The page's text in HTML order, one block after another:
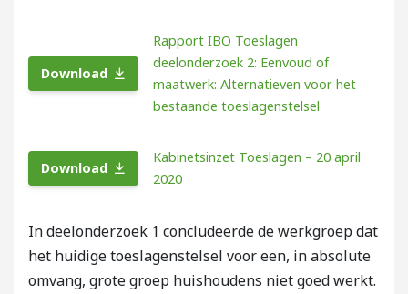
Rapport IBO Toeslagen
deelonderzoek 2: Eenvoud of
maatwerk: Alternatieven voor het
bestaande toeslagenstelsel
Download
Kabinetsinzet Toeslagen – 20 april
2020
Download
In deelonderzoek 1 concludeerde de werkgroep dat
het huidige toeslagenstelsel voor een, in absolute
omvang, grote groep huishoudens niet goed werkt.